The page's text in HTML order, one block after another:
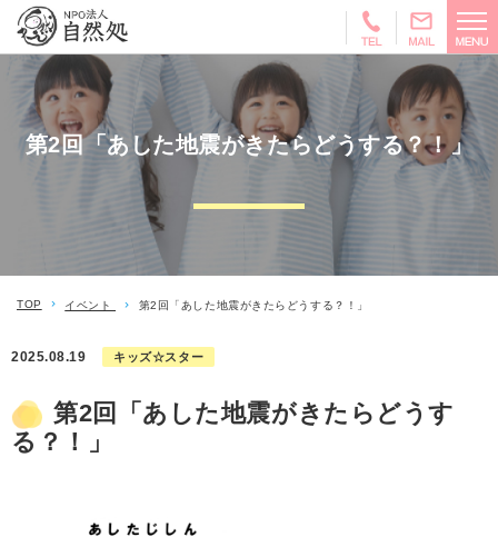
第2回「あした地震がきたらどうする？！」
TOP イベント 第2回「あした地震がきたらどうする？！」
2025.08.19 キッズ☆スター
第2回「あした地震がきたらどうす
る？！」